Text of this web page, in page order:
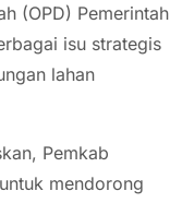
(OPD) Pemerintah
isu strategis
lahan
Pemkab
mendorong